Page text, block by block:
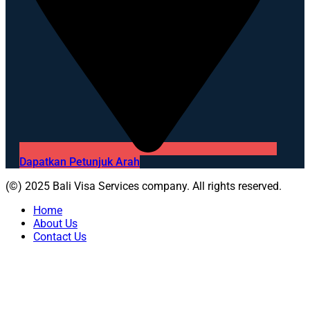
Dapatkan Petunjuk Arah
(©) 2025 Bali Visa Services company. All rights reserved.
Home
About Us
Contact Us